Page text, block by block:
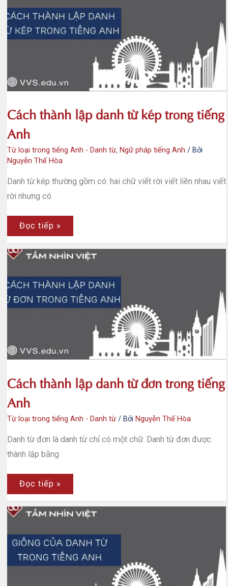
sang
dạng
số
nhiều
Cách thành lập danh từ kép trong tiếng
Anh
Từ loại trong tiếng Anh - Danh từ, Ngữ pháp tiếng Anh / Bởi
Nguyễn Thế Hòa
Danh từ kép thường gồm có: hai chữ viết rời viết liền nhau viết
rời nhưng có
Cách
lập
danh
từ
trong
tiếng
Anh
Đọc tiếp »
Cách thành lập danh từ đơn trong tiếng
Anh
Từ loại trong tiếng Anh - Danh từ/ Bởi Nguyễn Thế Hòa
Danh từ đơn là danh từ chỉ có một chữ. Danh từ đơn được
thành lập bằng
Cách
lập
danh
từ
trong
tiếng
Anh
Đọc tiếp »